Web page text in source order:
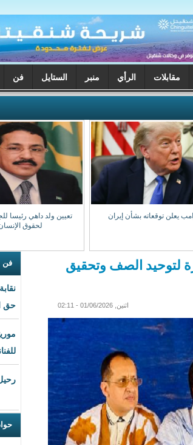
مقابلات الرأي منبر الستايل فن
يعلن توقعاته بشأن إيران
تعيين ولد داهي رئيسا
لحقوق
فن
حق
لتوحيد الصف وتحقيق
اثنين, 01/06/2026 - 02:11